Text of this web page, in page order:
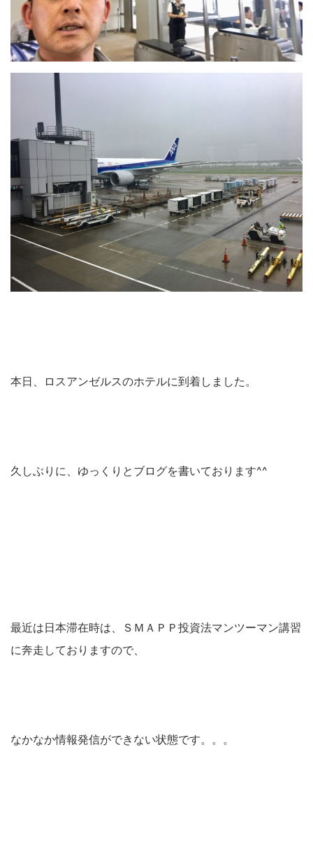
本日、ロスアンゼルスのホテルに到着しました。
久しぶりに、ゆっくりとブログを書いております^^
最近は日本滞在時は、ＳＭＡＰＰ投資法マンツーマン講習
に奔走しておりますので、
なかなか情報発信ができない状態です。。。